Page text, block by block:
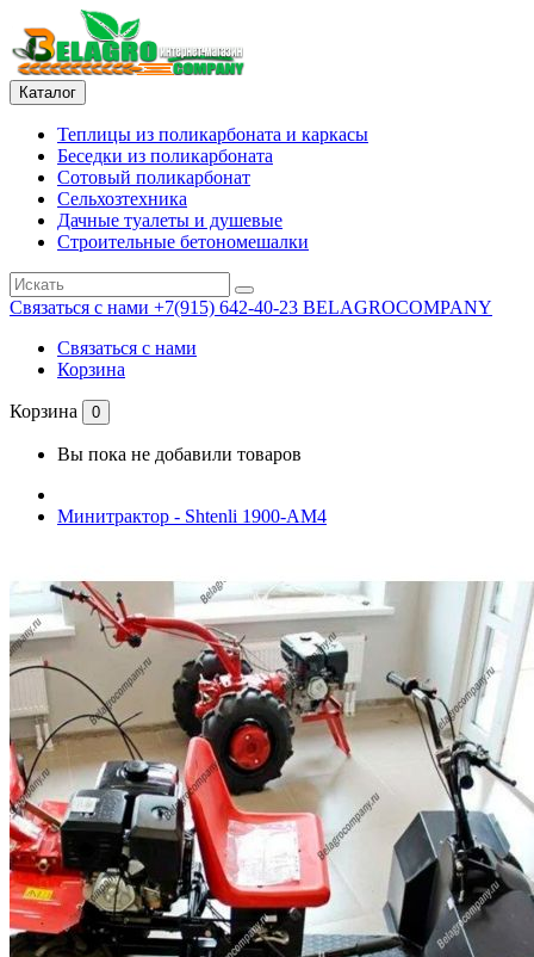
Каталог
Теплицы из поликарбоната и каркасы
Беседки из поликарбоната
Сотовый поликарбонат
Сельхозтехника
Дачные туалеты и душевые
Строительные бетономешалки
Связаться с нами +7(915) 642-40-23 BELAGROCOMPANY
Связаться с нами
Корзина
Корзина 0
Вы пока не добавили товаров
Минитрактор - Shtenli 1900-АМ4